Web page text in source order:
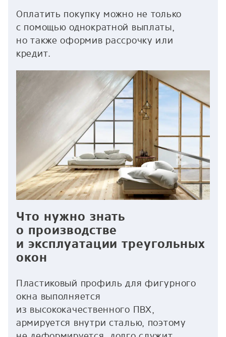
Оплатить покупку можно не только
с помощью однократной выплаты,
но также оформив рассрочку или
кредит.
Что нужно знать
о производстве
и эксплуатации треугольных
окон
Пластиковый профиль для фигурного
окна выполняется
из высококачественного ПВХ,
армируется внутри сталью, поэтому